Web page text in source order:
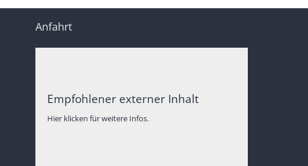
Anfahrt
Empfohlener externer Inhalt
Hier klicken für weitere Infos.